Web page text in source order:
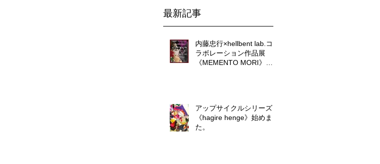
最新記事
内藤忠行×hellbent lab.コ
ラボレーション作品展
《MEMENTO MORI》に
アップサイクルシリーズ
《hagire henge》始めまし
た。